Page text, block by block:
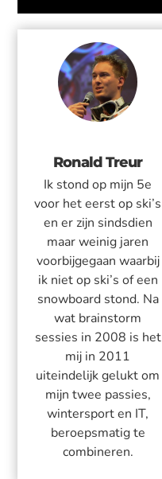
Ronald Treur
Ik stond op mijn 5e
voor het eerst op ski’s
en er zijn sindsdien
maar weinig jaren
voorbijgegaan waarbij
ik niet op ski’s of een
snowboard stond. Na
wat brainstorm
sessies in 2008 is het
mij in 2011
uiteindelijk gelukt om
mijn twee passies,
wintersport en IT,
beroepsmatig te
combineren.